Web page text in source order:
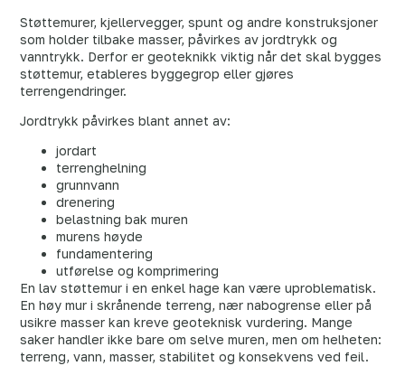
Støttemurer, kjellervegger, spunt og andre konstruksjoner
som holder tilbake masser, påvirkes av jordtrykk og
vanntrykk. Derfor er geoteknikk viktig når det skal bygges
støttemur, etableres byggegrop eller gjøres
terrengendringer.
Jordtrykk påvirkes blant annet av:
jordart
terrenghelning
grunnvann
drenering
belastning bak muren
murens høyde
fundamentering
utførelse og komprimering
En lav støttemur i en enkel hage kan være uproblematisk.
En høy mur i skrånende terreng, nær nabogrense eller på
usikre masser kan kreve geoteknisk vurdering. Mange
saker handler ikke bare om selve muren, men om helheten:
terreng, vann, masser, stabilitet og konsekvens ved feil.